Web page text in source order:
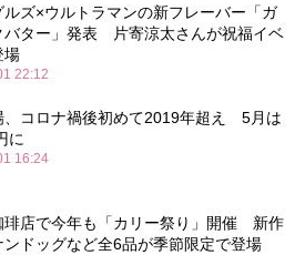
ルズ×ウルトラマンの新フレーバー「ガ
バター」発表 片寄涼太さんが祝福イベ
場
22:12
、コロナ禍後初めて2019年超え 5月は
に
16:24
琲店で今年も「カリー祭り」開催 新作
ンドッグなど全6品が季節限定で登場